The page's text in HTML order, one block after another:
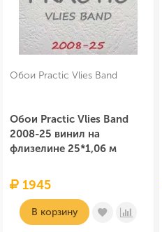
Обои Practic Vlies Band
Обои Practic Vlies Band
2008-25 винил на
флизелине 25*1,06 м
1945
В корзину